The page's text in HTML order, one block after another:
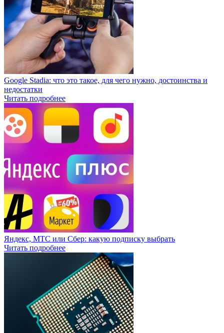
Google Stadia: что это такое, для чего нужно, достоинства и
недостатки
Читать подробнее
Яндекс, МТС или Сбер: какую подписку выбрать
Читать подробнее